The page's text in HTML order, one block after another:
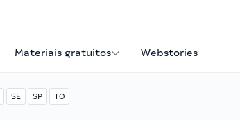
Materiais gratuitos Webstories
SE SP TO